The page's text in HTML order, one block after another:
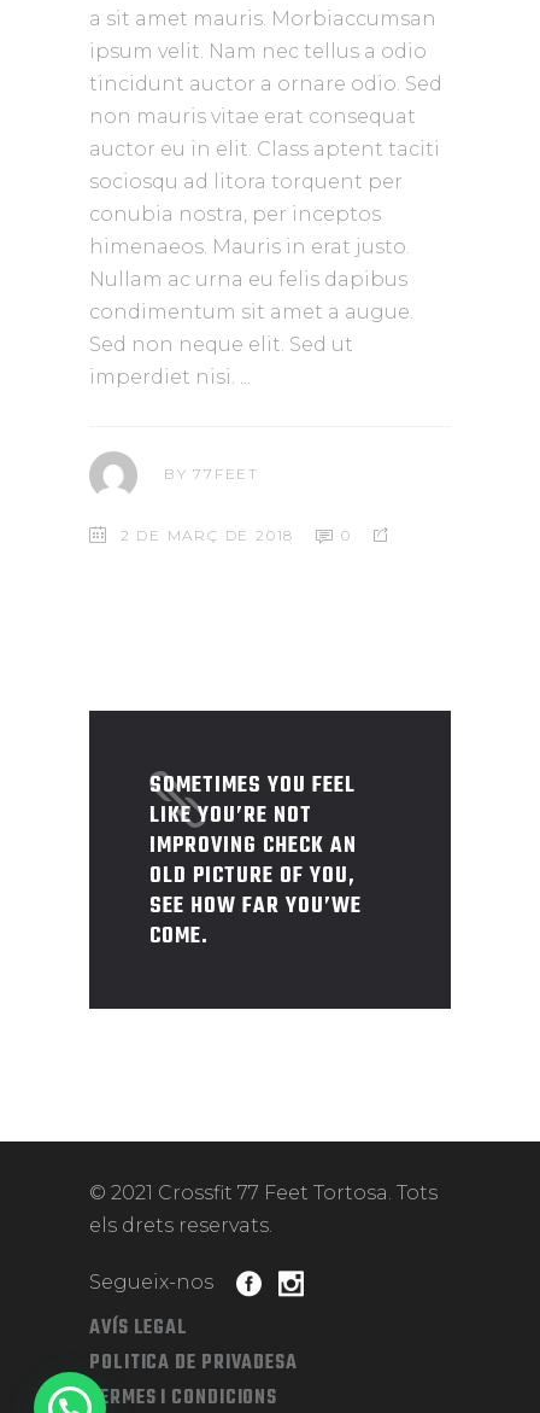
a sit amet mauris. Morbiaccumsan
ipsum velit. Nam nec tellus a odio
tincidunt auctor a ornare odio. Sed
non mauris vitae erat consequat
auctor eu in elit. Class aptent taciti
sociosqu ad litora torquent per
conubia nostra, per inceptos
himenaeos. Mauris in erat justo.
Nullam ac urna eu felis dapibus
condimentum sit amet a augue.
Sed non neque elit. Sed ut
imperdiet nisi.
BY77FEET
2 DE MARÇ DE 2018 0
SOMETIMES YOU FEEL
LIKE YOU’RE NOT
IMPROVING CHECK AN
OLD PICTURE OF YOU,
SEE HOW FAR YOU’WE
COME.
© 2021 Crossfit 77 Feet Tortosa. Tots
els drets reservats.
Segueix-nos
AVÍS LEGAL
POLITICA DE PRIVADESA
TERMES I CONDICIONS